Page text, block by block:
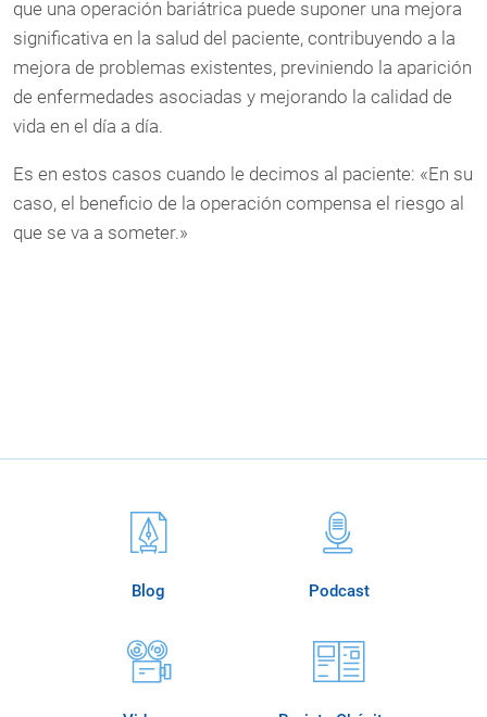
que una operación bariátrica puede suponer una mejora
significativa en la salud del paciente, contribuyendo a la
mejora de problemas existentes, previniendo la aparición
de enfermedades asociadas y mejorando la calidad de
vida en el día a día.
Es en estos casos cuando le decimos al paciente: «En su
caso, el beneficio de la operación compensa el riesgo al
que se va a someter.»
Blog Podcast